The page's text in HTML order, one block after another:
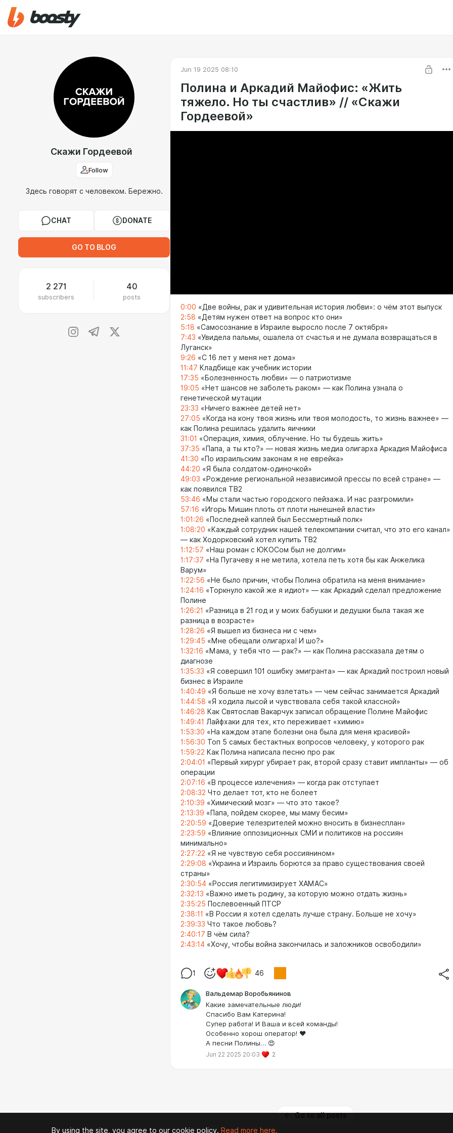
Скажи Гордеевой
Follow
Здесь говорят с человеком. Бережно.
CHAT DONATE
GO TO BLOG
2 271
subscribers
40
posts
Jun 19 2025 08:10
Полина и Аркадий Майофис: «Жить
тяжело. Но ты счастлив» // «Скажи
Гордеевой»
0:00 «Две войны, рак и удивительная история любви»: о чём этот выпуск
2:58 «Детям нужен ответ на вопрос кто они»
5:18 «Самосознание в Израиле выросло после 7 октября»
7:43 «Увидела пальмы, ошалела от счастья и не думала возвращаться в
Луганск»
9:26 «С 16 лет у меня нет дома»
11:47 Кладбище как учебник истории
17:35 «Болезненность любви» — о патриотизме
19:05 «Нет шансов не заболеть раком» — как Полина узнала о
генетической мутации
23:33 «Ничего важнее детей нет»
27:05 «Когда на кону твоя жизнь или твоя молодость, то жизнь важнее» —
как Полина решилась удалить яичники
31:01 «Операция, химия, облучение. Но ты будешь жить»
37:35 «Папа, а ты кто?» — новая жизнь медиа олигарха Аркадия Майофиса
41:30 «По израильским законам я не еврейка»
44:20 «Я была солдатом-одиночкой»
49:03 «Рождение региональной независимой прессы по всей стране» —
как появился ТВ2
53:46 «Мы стали частью городского пейзажа. И нас разгромили»
57:16 «Игорь Мишин плоть от плоти нынешней власти»
1:01:26 «Последней каплей был Бессмертный полк»
1:08:20 «Каждый сотрудник нашей телекомпании считал, что это его канал»
— как Ходорковский хотел купить ТВ2
1:12:57 «Наш роман с ЮКОСом был не долгим»
1:17:37 «На Пугачеву я не метила, хотела петь хотя бы как Анжелика
Варум»
1:22:56 «Не было причин, чтобы Полина обратила на меня внимание»
1:24:16 «Торкнуло какой же я идиот» — как Аркадий сделал предложение
Полине
1:26:21 «Разница в 21 год и у моих бабушки и дедушки была такая же
разница в возрасте»
1:28:26 «Я вышел из бизнеса ни с чем»
1:29:45 «Мне обещали олигарха! И шо?»
1:32:16 «Мама, у тебя что — рак?» — как Полина рассказала детям о
диагнозе
1:35:33 «Я совершил 101 ошибку эмигранта» — как Аркадий построил новый
бизнес в Израиле
1:40:49 «Я больше не хочу взлетать» — чем сейчас занимается Аркадий
1:44:58 «Я ходила лысой и чувствовала себя такой классной»
1:46:28 Как Святослав Вакарчук записал обращение Полине Майофис
1:49:41 Лайфхаки для тех, кто переживает «химию»
1:53:30 «На каждом этапе болезни она была для меня красивой»
1:56:30 Топ 5 самых бестактных вопросов человеку, у которого рак
1:59:22 Как Полина написала песню про рак
2:04:01 «Первый хирург убирает рак, второй сразу ставит импланты» — об
операции
2:07:16 «В процессе излечения» — когда рак отступает
2:08:32 Что делает тот, кто не болеет
2:10:39 «Химический мозг» — что это такое?
2:13:39 «Папа, пойдем скорее, мы маму бесим»
2:20:59 «Доверие телезрителей можно вносить в бизнесплан»
2:23:59 «Влияние оппозиционных СМИ и политиков на россиян
минимально»
2:27:22 «Я не чувствую себя россиянином»
2:29:08 «Украина и Израиль борются за право существования своей
страны»
2:30:54 «Россия легитимизирует ХАМАС»
2:32:13 «Важно иметь родину, за которую можно отдать жизнь»
2:35:25 Послевоенный ПТСР
2:38:11 «В России я хотел сделать лучше страну. Больше не хочу»
2:39:33 Что такое любовь?
2:40:17 В чём сила?
2:43:14 «Хочу, чтобы война закончилась и заложников освободили»
1 46
Вальдемар Воробьянинов
Какие замечательные люди!
Спасибо Вам Катерина!
Супер работа! И Ваша и всей команды!
Особенно хорош оператор! ❤️
А песни Полины… 😍
Jun 22 2025 20:03 2
Go to all posts
By using the site, you agree to our cookie policy. Read more here.